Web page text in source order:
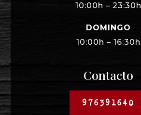
10:00h – 23:30h
DOMINGO
10:00h – 16:30h
Contacto
976391640